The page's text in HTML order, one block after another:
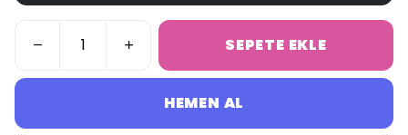
SEPETE EKLE
HEMEN AL